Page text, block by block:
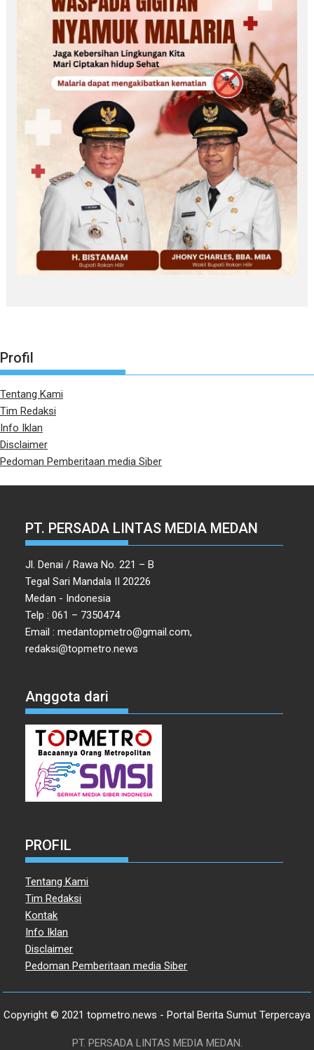
Profil
Tentang Kami
Tim Redaksi
Info Iklan
Disclaimer
Pedoman Pemberitaan media Siber
PT. PERSADA LINTAS MEDIA MEDAN
Jl. Denai / Rawa No. 221 – B
Tegal Sari Mandala II 20226
Medan - Indonesia
Telp : 061 – 7350474
Email : medantopmetro@gmail.com,
redaksi@topmetro.news
Anggota dari
PROFIL
Tentang Kami
Tim Redaksi
Kontak
Info Iklan
Disclaimer
Pedoman Pemberitaan media Siber
Copyright © 2021 topmetro.news - Portal Berita Sumut Terpercaya
PT. PERSADA LINTAS MEDIA MEDAN.